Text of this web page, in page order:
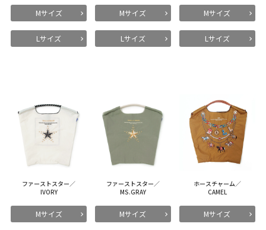
Mサイズ
Lサイズ
Mサイズ
Lサイズ
Mサイズ
Lサイズ
ファーストスター／
IVORY
Mサイズ
ファーストスター／
MS.GRAY
Mサイズ
ホースチャーム／
CAMEL
Mサイズ